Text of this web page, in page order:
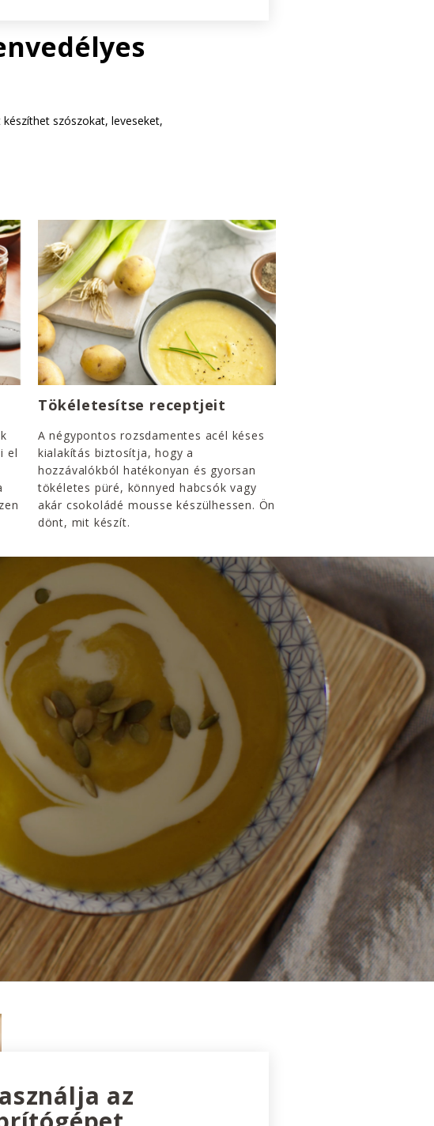
szószokat, leveseket,
el
Tökéletesítse receptjeit
A négypontos rozsdamentes acél késes
kialakítás biztosítja, hogy a
hozzávalókból hatékonyan és gyorsan
tökéletes püré, könnyed habcsók vagy
akár csokoládé mousse készülhessen. Ön
dönt, mit készít.
az